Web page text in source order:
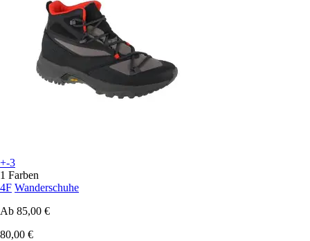
+-3
1 Farben
4F Wanderschuhe
Ab 85,00 €
80,00 €